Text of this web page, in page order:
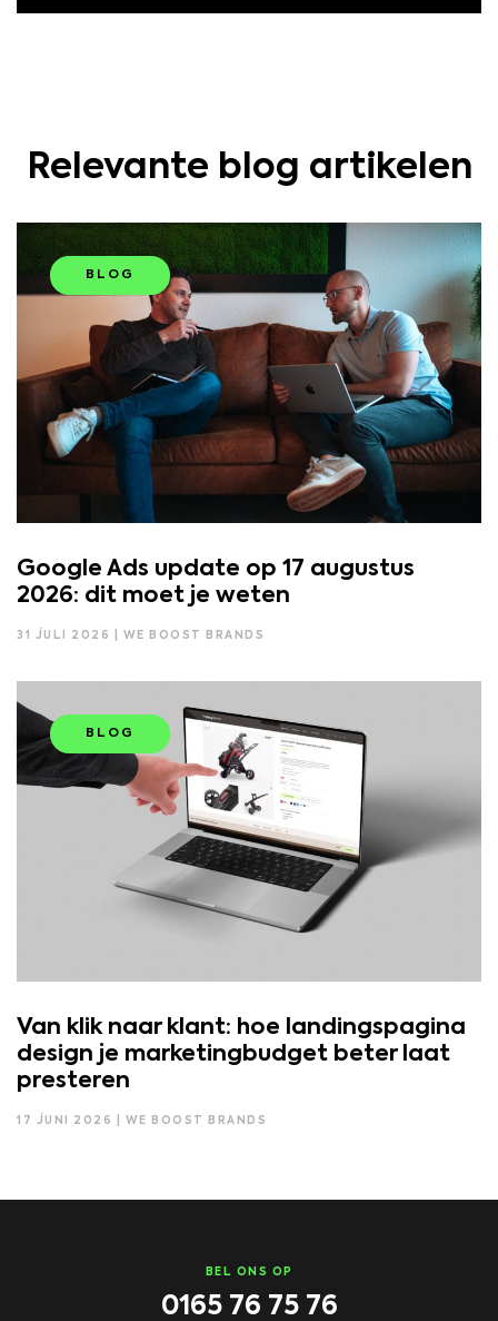
Relevante blog artikelen
BLOG
Google Ads update op 17 augustus
2026: dit moet je weten
31 JULI 2026 | WE BOOST BRANDS
BLOG
Van klik naar klant: hoe landingspagina
design je marketingbudget beter laat
presteren
17 JUNI 2026 | WE BOOST BRANDS
BEL ONS OP
0165 76 75 76